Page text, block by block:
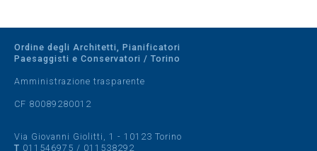
Ordine degli Architetti, Pianificatori
Paesaggisti e Conservatori / Torino
Amministrazione trasparente
CF 80089280012
Via Giovanni Giolitti, 1 - 10123 Torino
T 011546975 / 011538292